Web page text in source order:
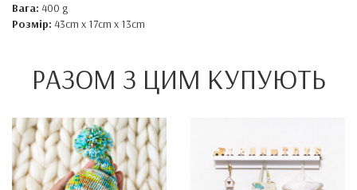
Вага: 400 g
Розмір: 43cm x 17cm x 13cm
РАЗОМ З ЦИМ КУПУЮТЬ